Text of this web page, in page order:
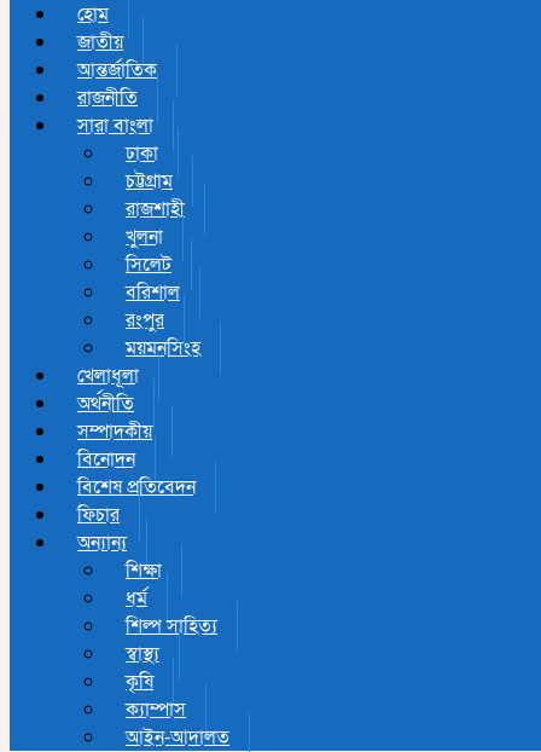
হোম
জাতীয়
আন্তর্জাতিক
রাজনীতি
সারা বাংলা
ঢাকা
চট্টগ্রাম
রাজশাহী
খুলনা
সিলেট
বরিশাল
রংপুর
ময়মনসিংহ
খেলাধূলা
অর্থনীতি
সম্পাদকীয়
বিনোদন
বিশেষ প্রতিবেদন
ফিচার
অন্যান্য
শিক্ষা
ধর্ম
শিল্প সাহিত্য
স্বাস্থ্য
কৃষি
ক্যাম্পাস
আইন-আদালত